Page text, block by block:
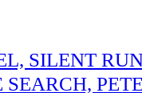
SILENT
SEARCH,